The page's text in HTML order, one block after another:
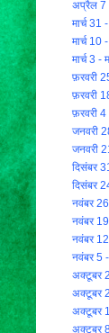
अप्रैल 7
मार्च 31
मार्च 10
मार्च 3 -
फ़रवरी
फ़रवरी
फ़रवरी
जनवरी
जनवरी
दिसंबर
दिसंबर
नवंबर
नवंबर
नवंबर
नवंबर 5
अक्टूबर
अक्टूबर
अक्टूबर
अक्टूबर